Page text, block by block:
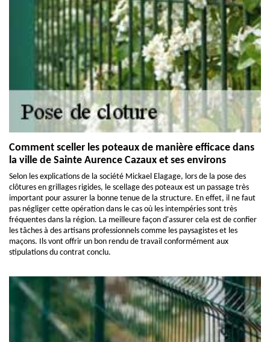
Comment sceller les poteaux de manière efficace dans
la ville de Sainte Aurence Cazaux et ses environs
Selon les explications de la société Mickael Elagage, lors de la pose des
clôtures en grillages rigides, le scellage des poteaux est un passage très
important pour assurer la bonne tenue de la structure. En effet, il ne faut
pas négliger cette opération dans le cas où les intempéries sont très
fréquentes dans la région. La meilleure façon d'assurer cela est de confier
les tâches à des artisans professionnels comme les paysagistes et les
maçons. Ils vont offrir un bon rendu de travail conformément aux
stipulations du contrat conclu.